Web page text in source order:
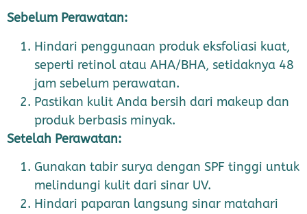
Sebelum Perawatan:
Hindari penggunaan produk eksfoliasi kuat,
seperti retinol atau AHA/BHA, setidaknya 48
jam sebelum perawatan.
Pastikan kulit Anda bersih dari makeup dan
produk berbasis minyak.
Setelah Perawatan:
Gunakan tabir surya dengan SPF tinggi untuk
melindungi kulit dari sinar UV.
Hindari paparan langsung sinar matahari